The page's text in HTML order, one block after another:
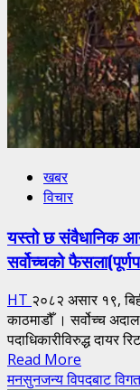
आग्रह
खबर
विचार
यस्तो छ संवैधानिक
सर्वोच्चको
HT २०८२ असार १९,
काठमाडौँ । सर्वोच्च
पदाधिकारीविरुद्ध
Read More
more
मनसुनजन्य विपदबाट